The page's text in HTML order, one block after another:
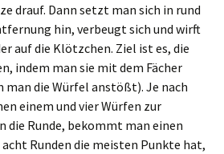
drauf. Dann setzt man sich in rund
hin, verbeugt sich und wirft
auf die Klötzchen. Ziel ist es, die
indem man sie mit dem Fächer
die Würfel anstößt). Je nach
einem und vier Würfen zur
die Runde, bekommt man einen
Runden die meisten Punkte hat,